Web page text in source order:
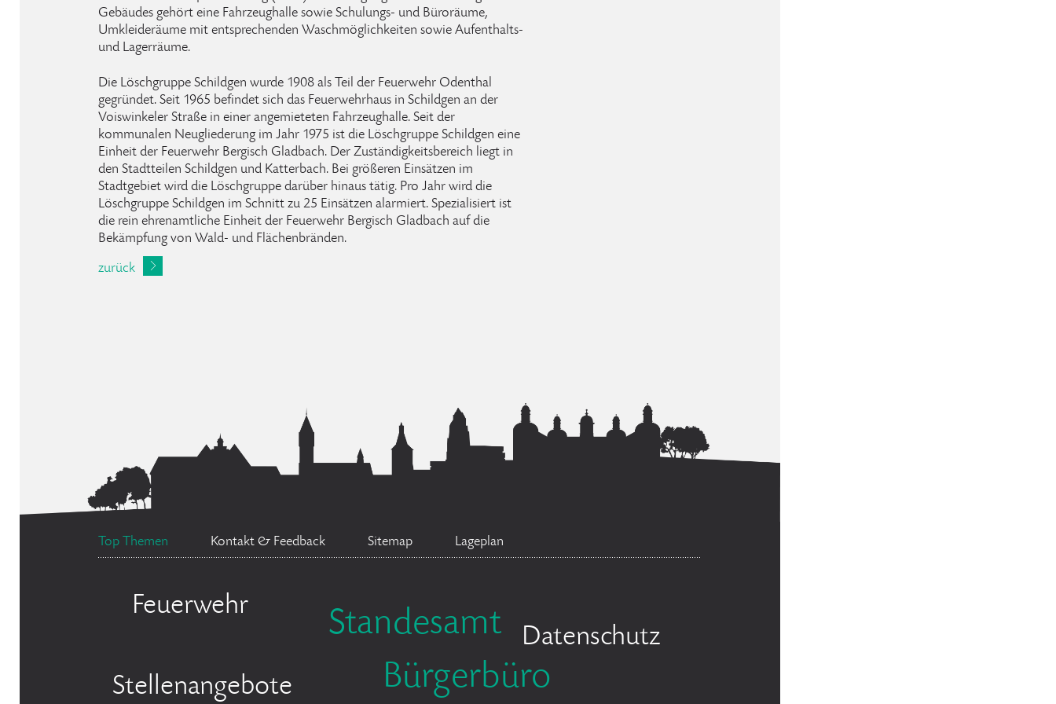
Gebäudes gehört eine Fahrzeughalle sowie Schulungs- und Büroräume,
Umkleideräume mit entsprechenden Waschmöglichkeiten sowie Aufenthalts-
und Lagerräume.
Die Löschgruppe Schildgen wurde 1908 als Teil der Feuerwehr Odenthal
gegründet. Seit 1965 befindet sich das Feuerwehrhaus in Schildgen an der
Voiswinkeler Straße in einer angemieteten Fahrzeughalle. Seit der
kommunalen Neugliederung im Jahr 1975 ist die Löschgruppe Schildgen eine
Einheit der Feuerwehr Bergisch Gladbach. Der Zuständigkeitsbereich liegt in
den Stadtteilen Schildgen und Katterbach. Bei größeren Einsätzen im
Stadtgebiet wird die Löschgruppe darüber hinaus tätig. Pro Jahr wird die
Löschgruppe Schildgen im Schnitt zu 25 Einsätzen alarmiert. Spezialisiert ist
die rein ehrenamtliche Einheit der Feuerwehr Bergisch Gladbach auf die
Bekämpfung von Wald- und Flächenbränden.
zurück
Top Themen Kontakt & Feedback Sitemap Lageplan
Feuerwehr Standesamt
Datenschutz
Stellenangebote
Bürgerbüro